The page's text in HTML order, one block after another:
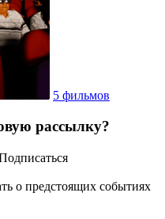
5 фильмов
рассылку?
о предстоящих событиях